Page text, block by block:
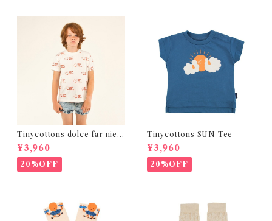
Tinycottons dolce far nient
e Tee
¥3,960
20%OFF
Tinycottons SUN Tee
¥3,960
20%OFF